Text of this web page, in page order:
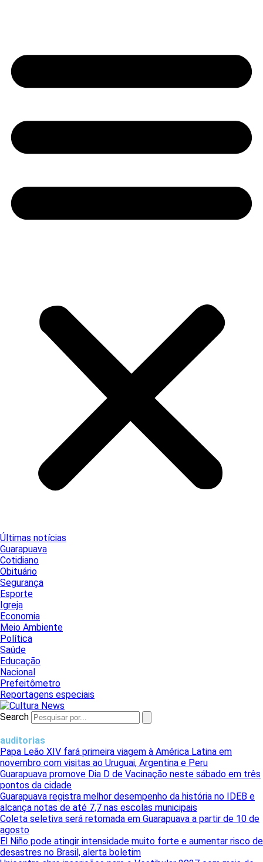
Últimas notícias
Guarapuava
Cotidiano
Obituário
Segurança
Esporte
Igreja
Economia
Meio Ambiente
Política
Saúde
Educação
Nacional
Prefeitômetro
Reportagens especiais
Search
auditorias
Papa Leão XIV fará primeira viagem à América Latina em
novembro com visitas ao Uruguai, Argentina e Peru
Guarapuava promove Dia D de Vacinação neste sábado em três
pontos da cidade
Guarapuava registra melhor desempenho da história no IDEB e
alcança notas de até 7,7 nas escolas municipais
Coleta seletiva será retomada em Guarapuava a partir de 10 de
agosto
El Niño pode atingir intensidade muito forte e aumentar risco de
desastres no Brasil, alerta boletim